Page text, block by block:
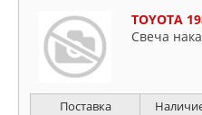
TOYOTA
Cвеча
Поставка